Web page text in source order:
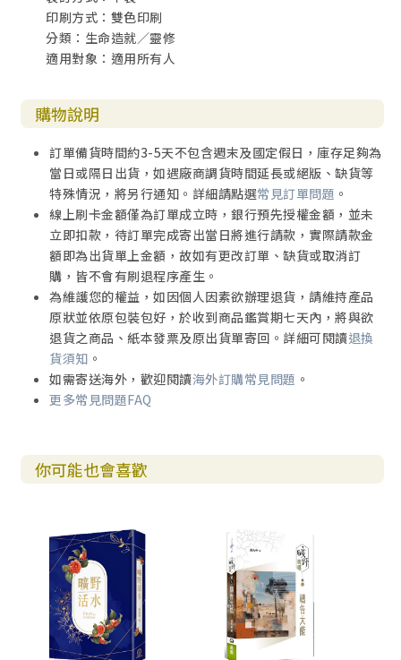
印刷方式：雙色印刷
分類：生命造就／靈修
適用對象：適用所有人
購物說明
訂單備貨時間約3-5天不包含週末及國定假日，庫存足夠為
當日或隔日出貨，如遇廠商調貨時間延長或絕版、缺貨等
特殊情況，將另行通知。詳細請點選常見訂單問題 。
線上刷卡金額僅為訂單成立時，銀行預先授權金額，並未
立即扣款，待訂單完成寄出當日將進行請款，實際請款金
額即為出貨單上金額，故如有更改訂單、缺貨或取消訂
購，皆不會有刷退程序產生。
為維護您的權益，如因個人因素欲辦理退貨，請維持產品
原狀並依原包裝包好，於收到商品鑑賞期七天內，將與欲
退貨之商品、紙本發票及原出貨單寄回。詳細可閱讀退換
貨須知 。
如需寄送海外，歡迎閱讀海外訂購常見問題 。
更多常見問題FAQ
你可能也會喜歡